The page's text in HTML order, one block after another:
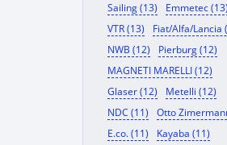
Sailing (13)
Emmetec (13)
VTR (13)
Fiat/Alfa/Lancia
NWB (12)
Pierburg (12)
MAGNETI MARELLI (12)
Glaser (12)
Metelli (12)
NDC (11)
Otto
E.co. (11)
Kayaba (11)